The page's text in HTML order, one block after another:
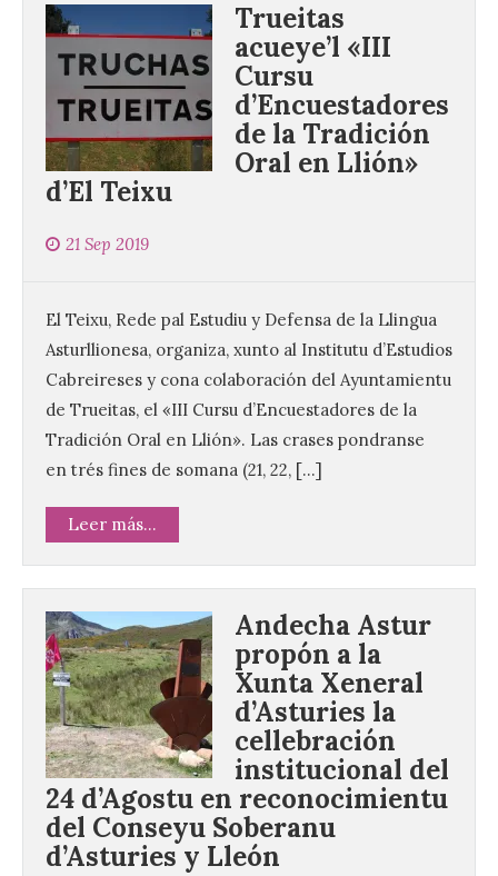
Trueitas
acueye’l «III
Cursu
d’Encuestadores
de la Tradición
Oral en Llión»
d’El Teixu
21 Sep 2019
El Teixu, Rede pal Estudiu y Defensa de la Llingua
Asturllionesa, organiza, xunto al Institutu d’Estudios
Cabreireses y cona colaboración del Ayuntamientu
de Trueitas, el «III Cursu d’Encuestadores de la
Tradición Oral en Llión». Las crases pondranse
en trés fines de somana (21, 22, […]
Leer más...
Andecha Astur
propón a la
Xunta Xeneral
d’Asturies la
cellebración
institucional del
24 d’Agostu en reconocimientu
del Conseyu Soberanu
d’Asturies y Lleón